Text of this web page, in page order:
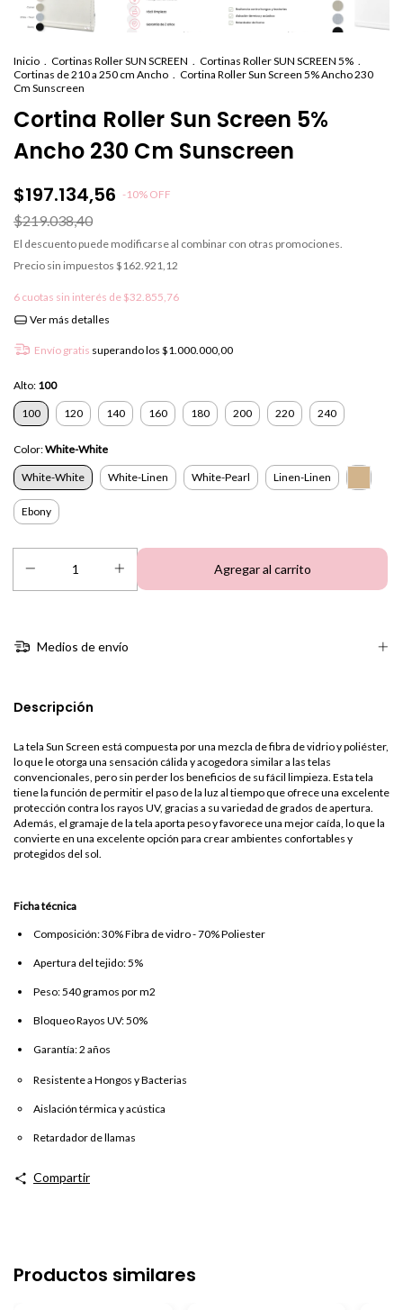
Inicio . Cortinas Roller SUN SCREEN . Cortinas Roller SUN SCREEN 5% .
Cortinas de 210 a 250 cm Ancho . Cortina Roller Sun Screen 5% Ancho 230
Cm Sunscreen
Cortina Roller Sun Screen 5%
Ancho 230 Cm Sunscreen
$197.134,56 -10% OFF
$219.038,40
El descuento puede modificarse al combinar con otras promociones.
Precio sin impuestos $162.921,12
6 cuotas sin interés de $32.855,76
Ver más detalles
Envío gratis superando los $1.000.000,00
Alto: 100
100 120 140 160 180 200 220 240
Color:White-White
White-White White-Linen White-Pearl Linen-Linen
Ebony
Medios de envío
Descripción
La tela Sun Screen está compuesta por una mezcla de fibra de vidrio y poliéster,
lo que le otorga una sensación cálida y acogedora similar a las telas
convencionales, pero sin perder los beneficios de su fácil limpieza. Esta tela
tiene la función de permitir el paso de la luz al tiempo que ofrece una excelente
protección contra los rayos UV, gracias a su variedad de grados de apertura.
Además, el gramaje de la tela aporta peso y favorece una mejor caída, lo que la
convierte en una excelente opción para crear ambientes confortables y
protegidos del sol.
Ficha técnica
Composición: 30% Fibra de vidro - 70% Poliester
Apertura del tejido: 5%
Peso: 540 gramos por m2
Bloqueo Rayos UV: 50%
Garantía: 2 años
Resistente a Hongos y Bacterias
Aislación térmica y acústica
Retardador de llamas
Compartir
Productos similares